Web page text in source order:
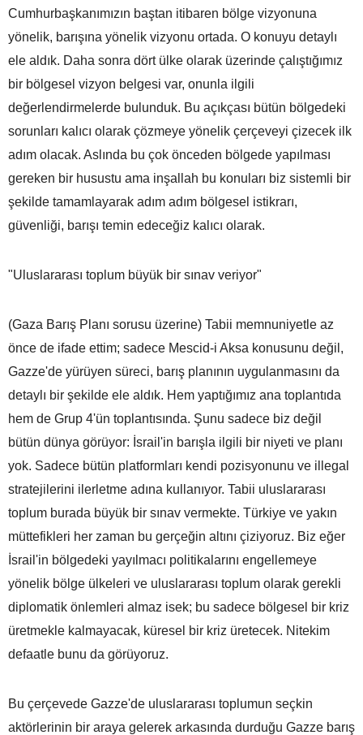
Cumhurbaşkanımızın baştan itibaren bölge vizyonuna
yönelik, barışına yönelik vizyonu ortada. O konuyu detaylı
ele aldık. Daha sonra dört ülke olarak üzerinde çalıştığımız
bir bölgesel vizyon belgesi var, onunla ilgili
değerlendirmelerde bulunduk. Bu açıkçası bütün bölgedeki
sorunları kalıcı olarak çözmeye yönelik çerçeveyi çizecek ilk
adım olacak. Aslında bu çok önceden bölgede yapılması
gereken bir husustu ama inşallah bu konuları biz sistemli bir
şekilde tamamlayarak adım adım bölgesel istikrarı,
güvenliği, barışı temin edeceğiz kalıcı olarak.
"Uluslararası toplum büyük bir sınav veriyor"
(Gaza Barış Planı sorusu üzerine) Tabii memnuniyetle az
önce de ifade ettim; sadece Mescid-i Aksa konusunu değil,
Gazze'de yürüyen süreci, barış planının uygulanmasını da
detaylı bir şekilde ele aldık. Hem yaptığımız ana toplantıda
hem de Grup 4'ün toplantısında. Şunu sadece biz değil
bütün dünya görüyor: İsrail'in barışla ilgili bir niyeti ve planı
yok. Sadece bütün platformları kendi pozisyonunu ve illegal
stratejilerini ilerletme adına kullanıyor. Tabii uluslararası
toplum burada büyük bir sınav vermekte. Türkiye ve yakın
müttefikleri her zaman bu gerçeğin altını çiziyoruz. Biz eğer
İsrail'in bölgedeki yayılmacı politikalarını engellemeye
yönelik bölge ülkeleri ve uluslararası toplum olarak gerekli
diplomatik önlemleri almaz isek; bu sadece bölgesel bir kriz
üretmekle kalmayacak, küresel bir kriz üretecek. Nitekim
defaatle bunu da görüyoruz.
Bu çerçevede Gazze'de uluslararası toplumun seçkin
aktörlerinin bir araya gelerek arkasında durduğu Gazze barış